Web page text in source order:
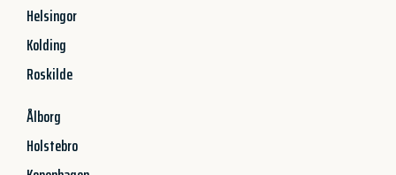
Helsingor
Kolding
Roskilde
Ålborg
Holstebro